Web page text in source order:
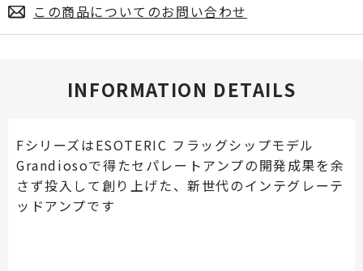
この商品についてのお問い合わせ
INFORMATION DETAILS
FシリーズはESOTERIC フラッグシップモデル
Grandiosoで得たセパレートアンプの開発成果を余
さず投入して創り上げた、新世代のインテグレーテ
ッドアンプです